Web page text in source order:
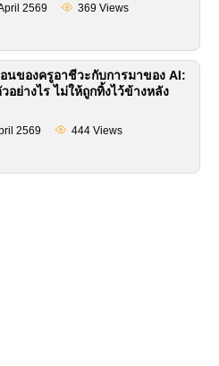
2569 369 Views
นของครูอาชีวะกับการมาของ AI:
อย่างไร ไม่ให้ถูกทิ้งไว้ข้างหลัง
2569 444 Views